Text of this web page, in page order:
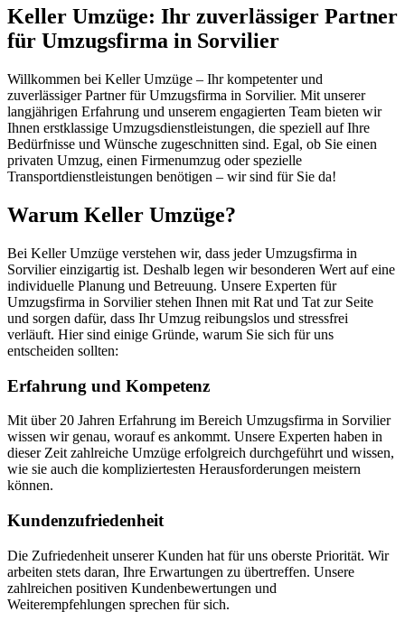
Keller Umzüge: Ihr zuverlässiger Partner
für Umzugsfirma in Sorvilier
Willkommen bei Keller Umzüge – Ihr kompetenter und
zuverlässiger Partner für Umzugsfirma in Sorvilier. Mit unserer
langjährigen Erfahrung und unserem engagierten Team bieten wir
Ihnen erstklassige Umzugsdienstleistungen, die speziell auf Ihre
Bedürfnisse und Wünsche zugeschnitten sind. Egal, ob Sie einen
privaten Umzug, einen Firmenumzug oder spezielle
Transportdienstleistungen benötigen – wir sind für Sie da!
Warum Keller Umzüge?
Bei Keller Umzüge verstehen wir, dass jeder Umzugsfirma in
Sorvilier einzigartig ist. Deshalb legen wir besonderen Wert auf eine
individuelle Planung und Betreuung. Unsere Experten für
Umzugsfirma in Sorvilier stehen Ihnen mit Rat und Tat zur Seite
und sorgen dafür, dass Ihr Umzug reibungslos und stressfrei
verläuft. Hier sind einige Gründe, warum Sie sich für uns
entscheiden sollten:
Erfahrung und Kompetenz
Mit über 20 Jahren Erfahrung im Bereich Umzugsfirma in Sorvilier
wissen wir genau, worauf es ankommt. Unsere Experten haben in
dieser Zeit zahlreiche Umzüge erfolgreich durchgeführt und wissen,
wie sie auch die kompliziertesten Herausforderungen meistern
können.
Kundenzufriedenheit
Die Zufriedenheit unserer Kunden hat für uns oberste Priorität. Wir
arbeiten stets daran, Ihre Erwartungen zu übertreffen. Unsere
zahlreichen positiven Kundenbewertungen und
Weiterempfehlungen sprechen für sich.